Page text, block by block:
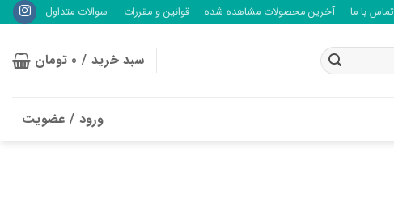
تماس با ما آخرین محصولات مشاهده شده قوانین و مقررات سوالات متداول
سبد خرید / 0 تومان
ورود / عضویت